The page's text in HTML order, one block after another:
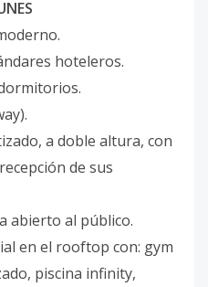
hoteleros.
a doble altura, con
de sus
abierto al público.
en el rooftop con: gym
piscina infinity,